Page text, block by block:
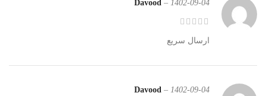
Davood – 1402-09-04
ارسال سریع
Davood – 1402-09-04